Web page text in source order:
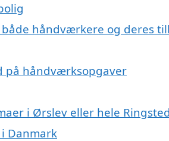
håndværkere og deres
på håndværksopgaver
i Ørslev eller hele
Danmark